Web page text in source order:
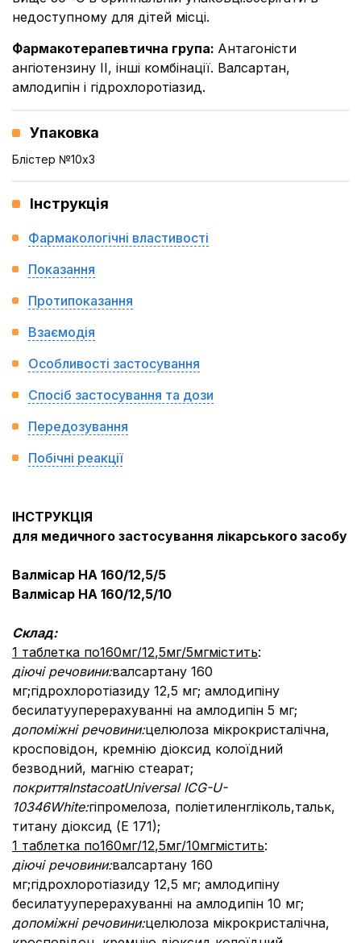
недоступному для дітей місці.
Фармакотерапевтична група: Антагоністи
ангіотензину ІІ, інші комбінації. Валсартан,
амлодипін і гідрохлоротіазид.
Упаковка
Блістер №10x3
Інструкція
Фармакологічні властивості
Показання
Протипоказання
Взаємодія
Особливості застосування
Спосіб застосування та дози
Передозування
Побічні реакції
ІНСТРУКЦІЯ
для медичного застосування лікарського засобу
Валмісар НА 160/12,5/5
Валмісар НА 160/12,5/10
Склад:
1 таблетка по160мг/12,5мг/5мгмістить:
діючі речовини:валсартану 160
мг;гідрохлоротіазиду 12,5 мг; амлодипіну
бесилатууперерахуванні на амлодипін 5 мг;
допоміжні речовини:целюлоза мікрокристалічна,
кросповідон, кремнію діоксид колоїдний
безводний, магнію стеарат;
покриттяInstacoatUniversal ICG-U-
10346White:гіпромелоза, поліетиленгліколь,тальк,
титану діоксид (Е 171);
1 таблетка по160мг/12,5мг/10мгмістить:
діючі речовини:валсартану 160
мг;гідрохлоротіазиду 12,5 мг; амлодипіну
бесилатууперерахуванні на амлодипін 10 мг;
допоміжні речовини:целюлоза мікрокристалічна,